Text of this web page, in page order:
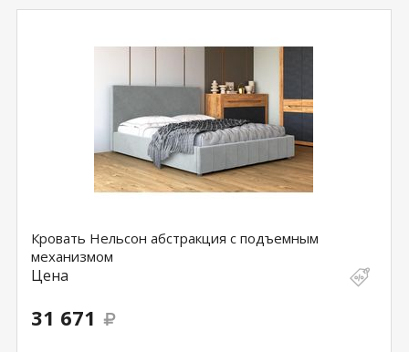
Кровать Нельсон абстракция с подъемным
механизмом
Цена
31 671